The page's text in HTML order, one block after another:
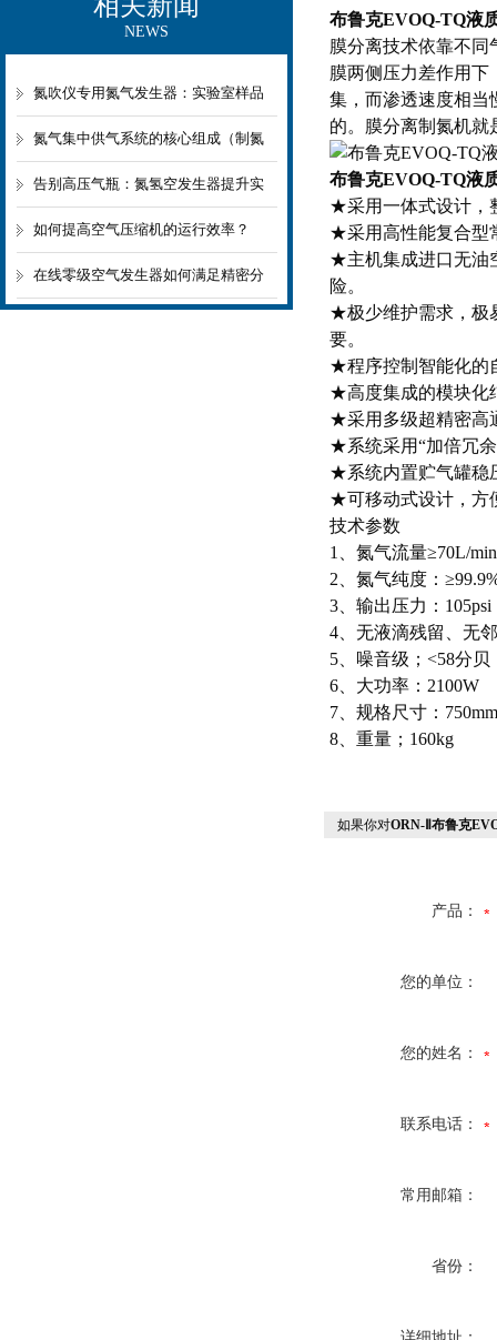
NEWS
氮吹仪专用氮气发生器：实验室样品
前处理的“绿色心脏”
氮气集中供气系统的核心组成（制氮
+储气+调压+分配）详解
告别高压气瓶：氮氢空发生器提升实
验室安全性与便利性
如何提高空气压缩机的运行效率？
在线零级空气发生器如何满足精密分
布鲁克EVOQ-TQ液
膜分离技术依靠不同
膜两侧压力差作用下
集，而渗透速度相当
的。膜分离制氮机就
布鲁克EVOQ-TQ液
★采用一体式设计，
★采用高性能复合型
★主机集成进口无油
险。
★极少维护需求，极
要。
★程序控制智能化的
★高度集成的模块化
★采用多级超精密高
★系统采用“加倍冗
★系统内置贮气罐稳
★可移动式设计，方
技术参数
1、氮气流量≥70L/
2、氮气纯度：
3、输出压力：
4、无液滴残留、无
5、噪音级；<58分贝
6、大功率：2100W
7、规格尺寸：
8、重量；160kg
如果你对ORN-Ⅱ布鲁克
产品：
您的单位：
您的姓名：
联系电话：
常用邮箱：
省份：